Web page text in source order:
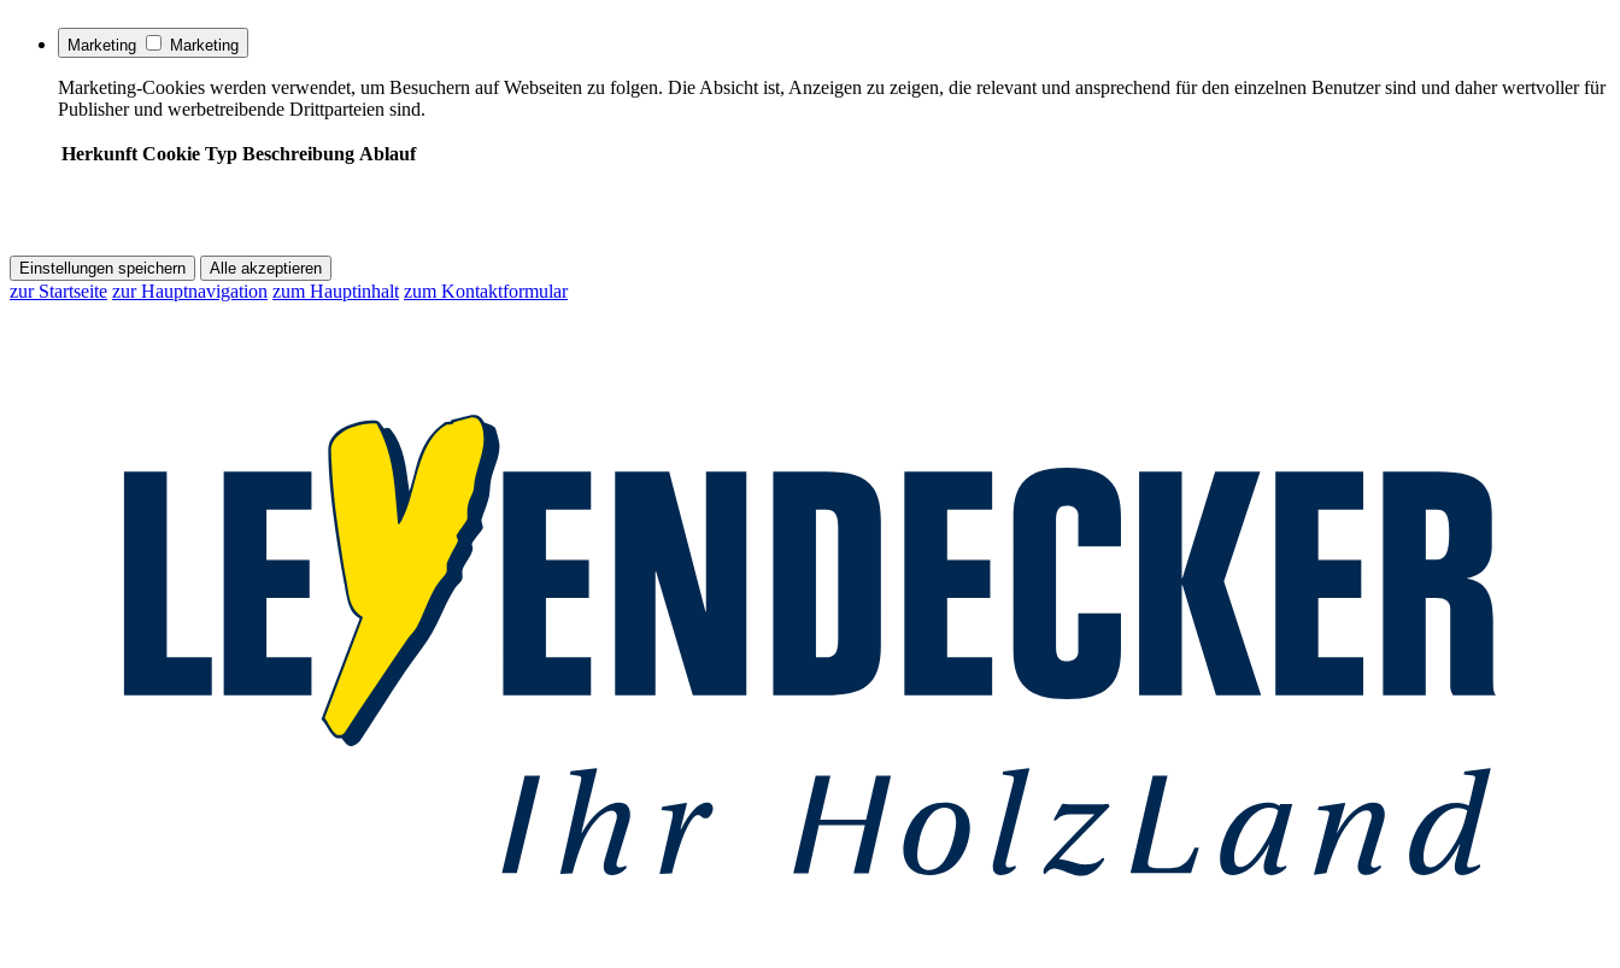
Marketing Marketing
Marketing-Cookies werden verwendet, um Besuchern auf Webseiten zu folgen. Die Absicht ist, Anzeigen zu zeigen, die relevant und ansprechend für den einzelnen Benutzer sind und daher wertvoller für
Publisher und werbetreibende Drittparteien sind.
Herkunft Cookie Typ Beschreibung Ablauf
Einstellungen speichern Alle akzeptieren
zur Startseite zur Hauptnavigation zum Hauptinhalt zum Kontaktformular